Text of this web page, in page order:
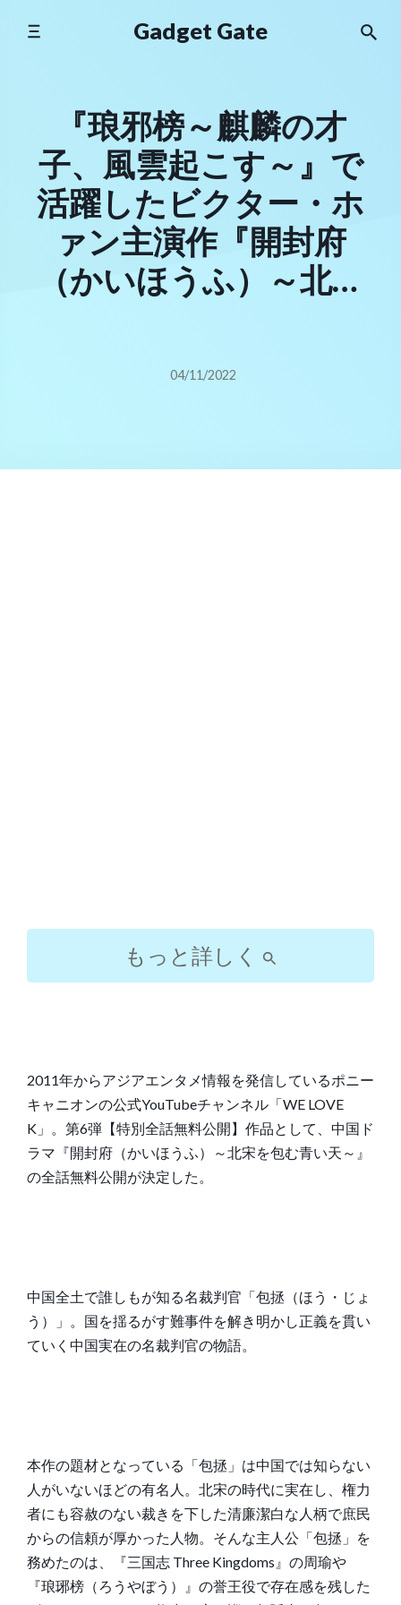
Gadget Gate
『琅邪榜～麒麟の才
子、風雲起こす～』で
活躍したビクター・ホ
ァン主演作『開封府
（かいほうふ）～北宋
04/11/2022
もっと詳しく
2011年からアジアエンタメ情報を発信しているポニー
キャニオンの公式YouTubeチャンネル「WE LOVE
K」。第6弾【特別全話無料公開】作品として、中国ド
ラマ『開封府（かいほうふ）～北宋を包む青い天～』
の全話無料公開が決定した。
中国全土で誰しもが知る名裁判官「包拯（ほう・じょ
う）」。国を揺るがす難事件を解き明かし正義を貫い
ていく中国実在の名裁判官の物語。
本作の題材となっている「包拯」は中国では知らない
人がいないほどの有名人。北宋の時代に実在し、権力
者にも容赦のない裁きを下した清廉潔白な人柄で庶民
からの信頼が厚かった人物。そんな主人公「包拯」を
務めたのは、『三国志 Three Kingdoms』の周瑜や
『琅琊榜（ろうやぼう）』の誉王役で存在感を残した